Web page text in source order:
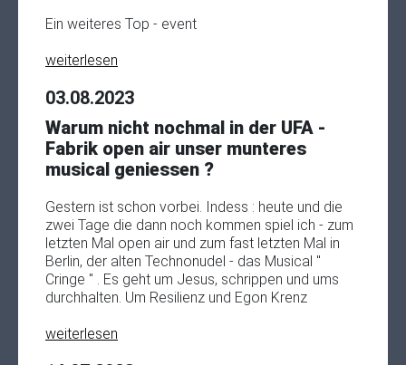
Ein weiteres Top - event
weiterlesen
03.08.2023
Warum nicht nochmal in der UFA -
Fabrik open air unser munteres
musical geniessen ?
Gestern ist schon vorbei. Indess : heute und die
zwei Tage die dann noch kommen spiel ich - zum
letzten Mal open air und zum fast letzten Mal in
Berlin, der alten Technonudel - das Musical "
Cringe " . Es geht um Jesus, schrippen und ums
durchhalten. Um Resilienz und Egon Krenz
weiterlesen